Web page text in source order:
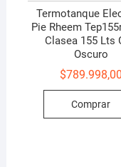
Termotanque
Pie Rheem
Clasea 155 Lts
Oscuro
$789.998,00
Comprar